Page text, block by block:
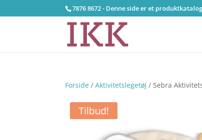
7876 8672 - Denne side er et
Forside /Aktivitetslegetøj / Sebra
Tilbud!